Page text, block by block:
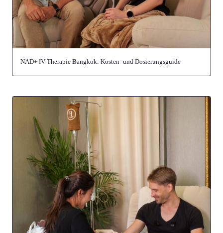
NAD+ IV-Therapie Bangkok: Kosten- und Dosierungsguide